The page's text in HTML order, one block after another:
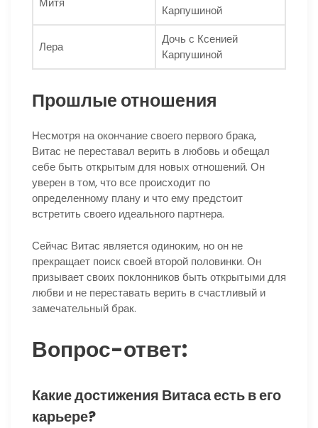
Карпушиной
Лера
Дочь с Ксенией
Карпушиной
Прошлые отношения
Несмотря на окончание своего первого брака,
Витас не переставал верить в любовь и обещал
себе быть открытым для новых отношений. Он
уверен в том, что все происходит по
определенному плану и что ему предстоит
встретить своего идеального партнера.
Сейчас Витас является одиноким, но он не
прекращает поиск своей второй половинки. Он
призывает своих поклонников быть открытыми для
любви и не переставать верить в счастливый и
замечательный брак.
Вопрос-ответ:
Какие достижения Витаса есть в его
карьере?